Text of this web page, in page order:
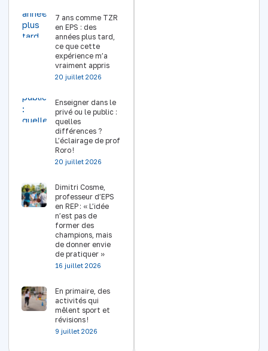
7 ans comme TZR
en EPS : des
années plus tard,
ce que cette
expérience m’a
vraiment appris
20 juillet 2026
Enseigner dans le
privé ou le public :
quelles
différences ?
L’éclairage de prof
Roro !
20 juillet 2026
Dimitri Cosme,
professeur d’EPS
en REP : « L’idée
n’est pas de
former des
champions, mais
de donner envie
de pratiquer »
16 juillet 2026
En primaire, des
activités qui
mêlent sport et
révisions !
9 juillet 2026